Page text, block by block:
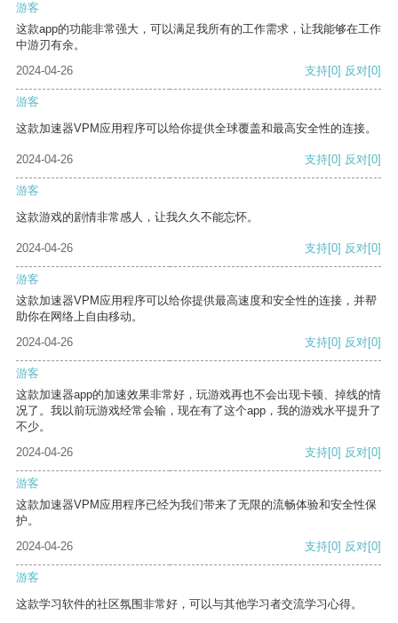
游客
这款app的功能非常强大，可以满足我所有的工作需求，让我能够在工作
中游刃有余。
2024-04-26
支持[0] 反对[0]
游客
这款加速器VPM应用程序可以给你提供全球覆盖和最高安全性的连接。
2024-04-26 支持[0] 反对[0]
游客
这款游戏的剧情非常感人，让我久久不能忘怀。
2024-04-26 支持[0] 反对[0]
游客
这款加速器VPM应用程序可以给你提供最高速度和安全性的连接，并帮
助你在网络上自由移动。
2024-04-26
支持[0] 反对[0]
游客
这款加速器app的加速效果非常好，玩游戏再也不会出现卡顿、掉线的情
况了。我以前玩游戏经常会输，现在有了这个app，我的游戏水平提升了
不少。
2024-04-26
支持[0] 反对[0]
游客
这款加速器VPM应用程序已经为我们带来了无限的流畅体验和安全性保
护。
2024-04-26
支持[0] 反对[0]
游客
这款学习软件的社区氛围非常好，可以与其他学习者交流学习心得。